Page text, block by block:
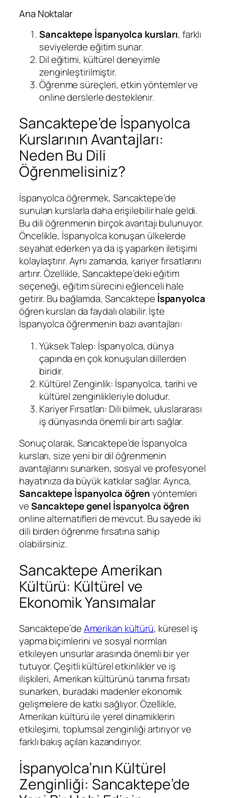
Ana Noktalar
Sancaktepe İspanyolca kursları, farklı
seviyelerde eğitim sunar.
Dil eğitimi, kültürel deneyimle
zenginleştirilmiştir.
Öğrenme süreçleri, etkin yöntemler ve
online derslerle desteklenir.
Sancaktepe’de İspanyolca
Kurslarının Avantajları:
Neden Bu Dili
Öğrenmelisiniz?
İspanyolca öğrenmek, Sancaktepe’de
sunulan kurslarla daha erişilebilir hale geldi.
Bu dili öğrenmenin birçok avantajı bulunuyor.
Öncelikle, İspanyolca konuşan ülkelerde
seyahat ederken ya da iş yaparken iletişimi
kolaylaştırır. Aynı zamanda, kariyer fırsatlarını
artırır. Özellikle, Sancaktepe’deki eğitim
seçeneği, eğitim sürecini eğlenceli hale
getirir. Bu bağlamda, Sancaktepe İspanyolca
öğren kursları da faydalı olabilir. İşte
İspanyolca öğrenmenin bazı avantajları:
Yüksek Talep: İspanyolca, dünya
çapında en çok konuşulan dillerden
biridir.
Kültürel Zenginlik: İspanyolca, tarihi ve
kültürel zenginlikleriyle doludur.
Kariyer Fırsatları: Dili bilmek, uluslararası
iş dünyasında önemli bir artı sağlar.
Sonuç olarak, Sancaktepe’de İspanyolca
kursları, size yeni bir dil öğrenmenin
avantajlarını sunarken, sosyal ve profesyonel
hayatınıza da büyük katkılar sağlar. Ayrıca,
Sancaktepe İspanyolca öğrenyöntemleri
veSancaktepe genel İspanyolca öğren
online alternatifleri de mevcut. Bu sayede iki
dili birden öğrenme fırsatına sahip
olabilirsiniz.
Sancaktepe Amerikan
Kültürü: Kültürel ve
Ekonomik Yansımalar
Sancaktepe’deAmerikan kültürü, küresel iş
yapma biçimlerini ve sosyal normları
etkileyen unsurlar arasında önemli bir yer
tutuyor. Çeşitli kültürel etkinlikler ve iş
ilişkileri, Amerikan kültürünü tanıma fırsatı
sunarken, buradaki madenler ekonomik
gelişmelere de katkı sağlıyor. Özellikle,
Amerikan kültürü ile yerel dinamiklerin
etkileşimi, toplumsal zenginliği artırıyor ve
farklı bakış açıları kazandırıyor.
İspanyolca’nın Kültürel
Zenginliği: Sancaktepe’de